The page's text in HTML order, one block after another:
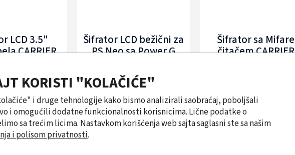
LCD 3.5"
CARRIER
Šifrator LCD bežični za
PS Neo sa Power G
CENA NA UPIT
Šifrator sa Mifare
čitačem CARRIER
KORISTI "KOLAČIĆE"
i druge tehnologije kako bismo analizirali saobraćaj, poboljšali
i omogućili dodatne funkcionalnosti korisnicima. Lične podatke o
sa trećim licima. Nastavkom korišćenja web sajta saglasni ste sa našim
i polisom privatnosti.